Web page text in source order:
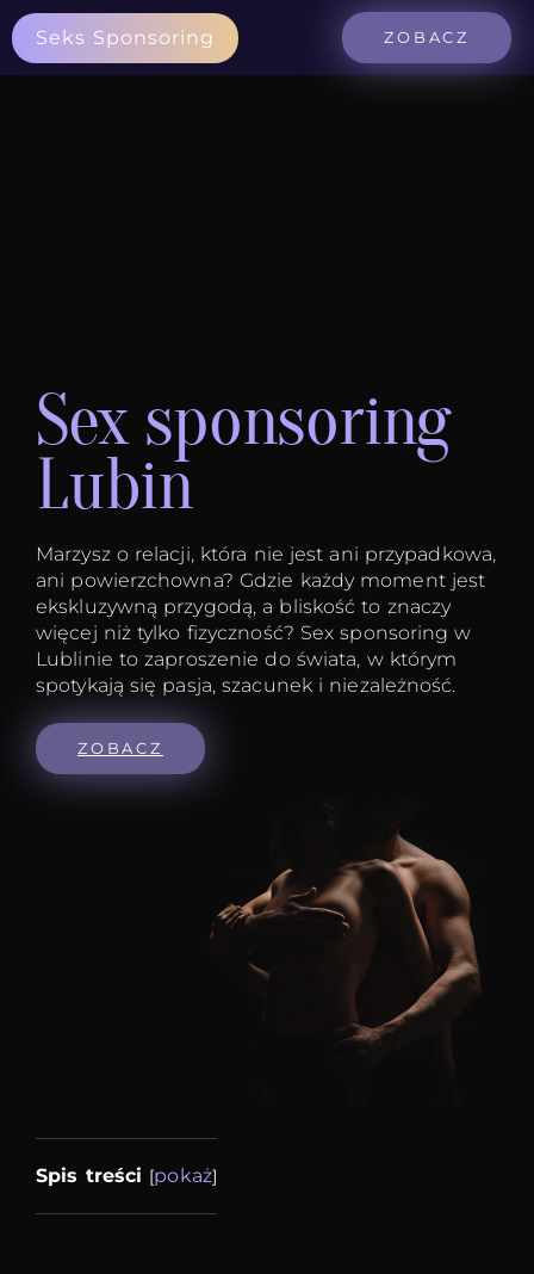
Seks Sponsoring ZOBACZ
Sex sponsoring
Lubin
Marzysz o relacji, która nie jest ani przypadkowa,
ani powierzchowna? Gdzie każdy moment jest
ekskluzywną przygodą, a bliskość to znaczy
więcej niż tylko fizyczność? Sex sponsoring w
Lublinie to zaproszenie do świata, w którym
spotykają się pasja, szacunek i niezależność.
ZOBACZ
Spis treści [pokaż]